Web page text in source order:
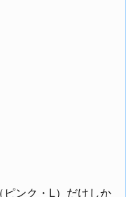
ピンク・L）だけしか